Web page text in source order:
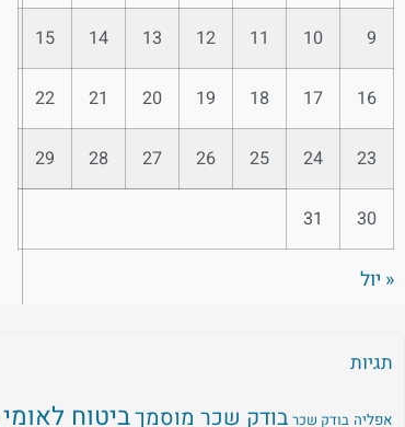
9
10
11
12
13
14
15
16
17
18
19
20
21
22
23
24
25
26
27
28
29
30
31
« יול
תגיות
אפליה בודק שכר בודק שכר מוסמךביטוח לאומי